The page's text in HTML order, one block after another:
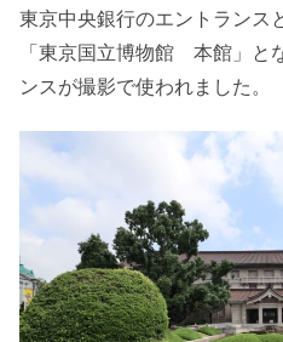
東京中央銀行のエントランス
「東京国立博物館 本館」と
ンスが撮影で使われました。